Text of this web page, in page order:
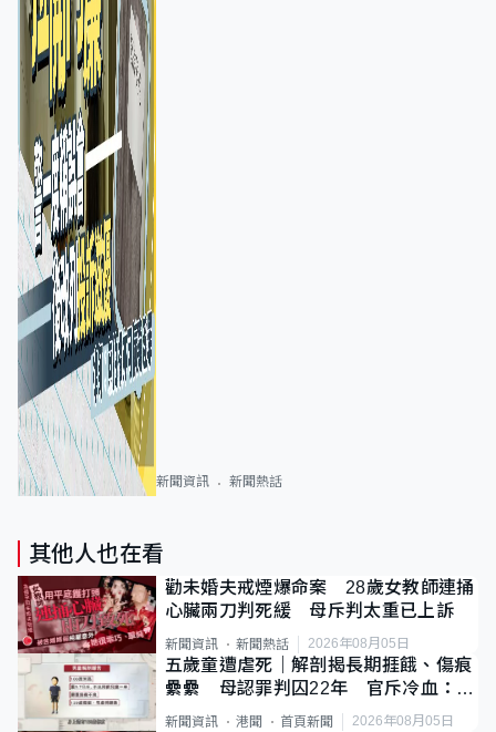
新聞資訊 新聞熱話
其他人也在看
勸未婚夫戒煙爆命案 28歲女教師連捅
心臟兩刀判死緩 母斥判太重已上訴
新聞資訊 新聞熱話 2026年08月05日
五歲童遭虐死｜解剖揭長期捱餓、傷痕
纍纍 母認罪判囚22年 官斥冷血：同
類案最惡劣
新聞資訊 港聞 首頁新聞 2026年08月05日